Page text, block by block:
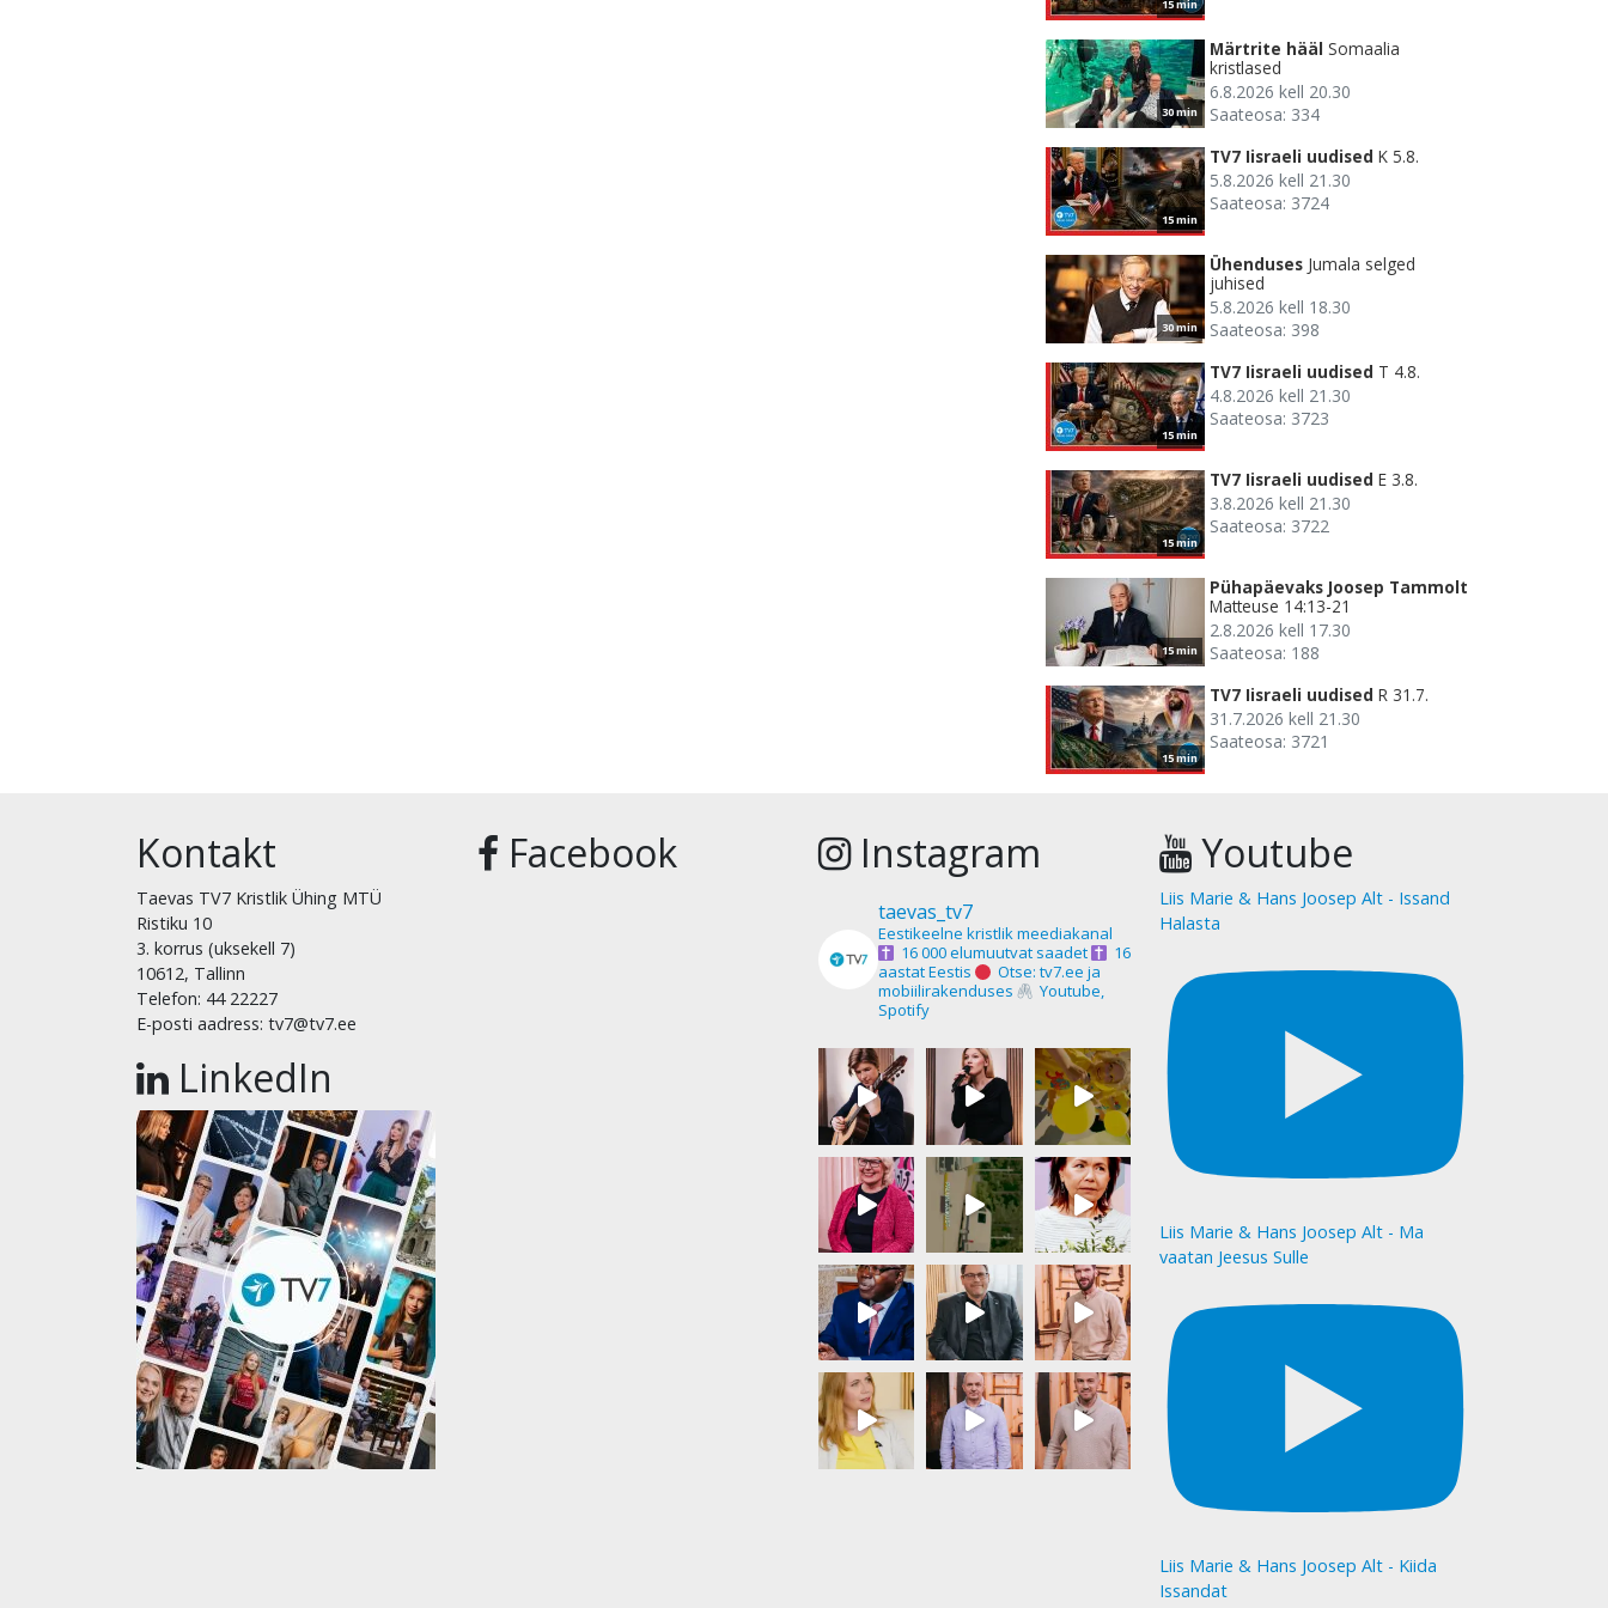
15 min
30 min
Märtrite hääl Somaalia
kristlased
6.8.2026 kell 20.30
Saateosa: 334
15 min
TV7 Iisraeli uudised K 5.8.
5.8.2026 kell 21.30
Saateosa: 3724
30 min
Ühenduses Jumala selged
juhised
5.8.2026 kell 18.30
Saateosa: 398
15 min
TV7 Iisraeli uudised T 4.8.
4.8.2026 kell 21.30
Saateosa: 3723
15 min
TV7 Iisraeli uudised E 3.8.
3.8.2026 kell 21.30
Saateosa: 3722
15 min
Pühapäevaks Joosep Tammolt
Matteuse 14:13-21
2.8.2026 kell 17.30
Saateosa: 188
15 min
TV7 Iisraeli uudised R 31.7.
31.7.2026 kell 21.30
Saateosa: 3721
Kontakt
Taevas TV7 Kristlik Ühing MTÜ
Ristiku 10
3. korrus (uksekell 7)
10612, Tallinn
Telefon: 44 22227
E-posti aadress: tv7@tv7.ee
LinkedIn
Facebook Instagram
taevas_tv7
Eestikeelne kristlik meediakanal
16 000 elumuutvat saadet
16
aastat Eestis
Otse: tv7.ee ja
mobiilirakenduses
Youtube,
Spotify
Youtube
Liis Marie & Hans Joosep Alt - Issand
Halasta
Liis Marie & Hans Joosep Alt - Ma
vaatan Jeesus Sulle
Liis Marie & Hans Joosep Alt - Kiida
Issandat